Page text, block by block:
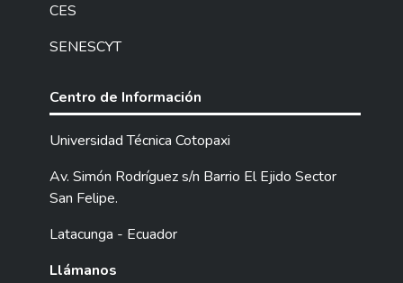
CES
SENESCYT
Centro de Información
Universidad Técnica Cotopaxi
Av. Simón Rodríguez s/n Barrio El Ejido Sector
San Felipe.
Latacunga - Ecuador
Llámanos